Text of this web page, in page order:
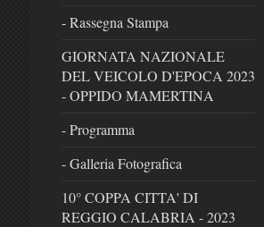
- Rassegna Stampa
GIORNATA NAZIONALE
DEL VEICOLO D'EPOCA 2023
- OPPIDO MAMERTINA
- Programma
- Galleria Fotografica
10° COPPA CITTA' DI
REGGIO CALABRIA - 2023